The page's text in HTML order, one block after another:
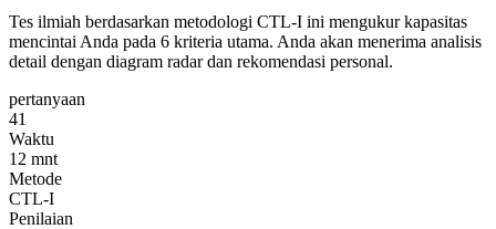
Tes ilmiah berdasarkan metodologi CTL-I ini mengukur kapasitas
mencintai Anda pada 6 kriteria utama. Anda akan menerima analisis
detail dengan diagram radar dan rekomendasi personal.
pertanyaan
41
Waktu
12 mnt
Metode
CTL-I
Penilaian